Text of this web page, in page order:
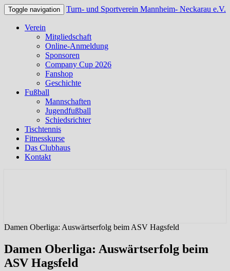
Toggle navigation Turn- und Sportverein Mannheim- Neckarau e.V.
Verein
Mitgliedschaft
Online-Anmeldung
Sponsoren
Company Cup 2026
Fanshop
Geschichte
Fußball
Mannschaften
Jugendfußball
Schiedsrichter
Tischtennis
Fitnesskurse
Das Clubhaus
Kontakt
Damen Oberliga: Auswärtserfolg beim ASV Hagsfeld
Damen Oberliga: Auswärtserfolg beim
ASV Hagsfeld